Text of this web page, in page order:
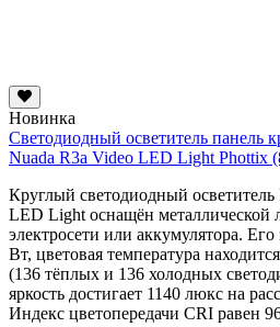
Новинка
Светодиодный осветитель панель
Nuada R3a Video LED Light Phottix
Круглый светодиодный
LED Light оснащён металлической
электросети или аккумулятора.
Вт, цветовая температура
(136 тёплых и 136 холодных
яркость достигает 1140 люкс на
Индекс цветопередачи CRI равен